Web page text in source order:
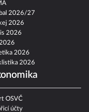
2026/27
2026
2026
2026
2026
OSVČ
účty